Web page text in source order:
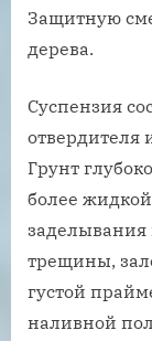
Защитную
дерева.
Суспензия
отвердителя
Грунт
более
заделывания
трещины,
густой
наливной